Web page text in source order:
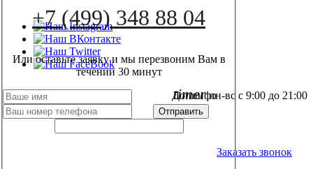
+7 (499) 348 88 04
Или оставьте заявку и мы перезвоним Вам в
течении 30 минут
Допинфо
timerпн-вс с 9:00 до 21:00
Заказать звонок